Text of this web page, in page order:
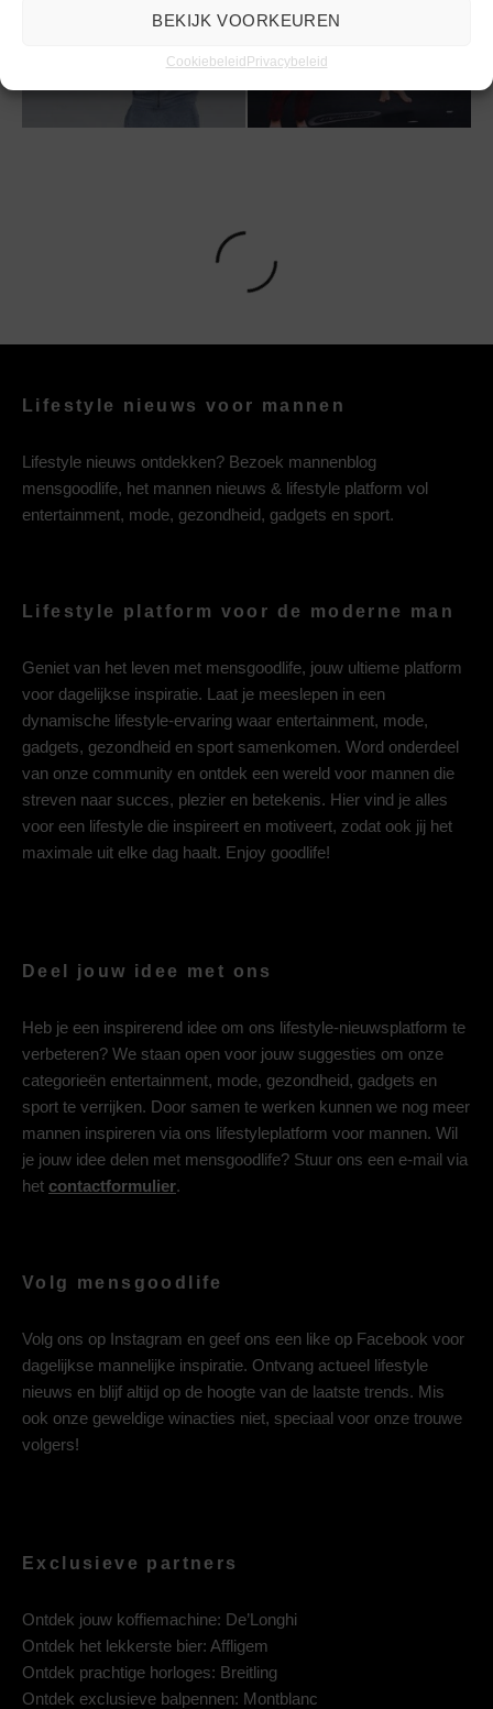
BEKIJK VOORKEUREN
CookiebeleidPrivacybeleid
sporten tijdens
Tips bij een trampoline
Lifestyle nieuws voor mannen
Lifestyle nieuws ontdekken? Bezoek mannenblog
mensgoodlife, het mannen nieuws & lifestyle platform vol
entertainment, mode, gezondheid, gadgets en sport.
Lifestyle platform voor de moderne man
Geniet van het leven met mensgoodlife, jouw ultieme platform
voor dagelijkse inspiratie. Laat je meeslepen in een
dynamische lifestyle-ervaring waar entertainment, mode,
gadgets, gezondheid en sport samenkomen. Word onderdeel
van onze community en ontdek een wereld voor mannen die
streven naar succes, plezier en betekenis. Hier vind je alles
voor een lifestyle die inspireert en motiveert, zodat ook jij het
maximale uit elke dag haalt. Enjoy goodlife!
Deel jouw idee met ons
Heb je een inspirerend idee om ons lifestyle-nieuwsplatform te
verbeteren? We staan open voor jouw suggesties om onze
categorieën entertainment, mode, gezondheid, gadgets en
sport te verrijken. Door samen te werken kunnen we nog meer
mannen inspireren via ons lifestyleplatform voor mannen. Wil
je jouw idee delen met mensgoodlife? Stuur ons een e-mail via
het contactformulier.
Volg mensgoodlife
Volg ons op Instagram en geef ons een like op Facebook voor
dagelijkse mannelijke inspiratie. Ontvang actueel lifestyle
nieuws en blijf altijd op de hoogte van de laatste trends. Mis
ook onze geweldige winacties niet, speciaal voor onze trouwe
volgers!
Exclusieve partners
Ontdek jouw koffiemachine: De’Longhi
Ontdek het lekkerste bier: Affligem
Ontdek prachtige horloges: Breitling
Ontdek exclusieve balpennen: Montblanc